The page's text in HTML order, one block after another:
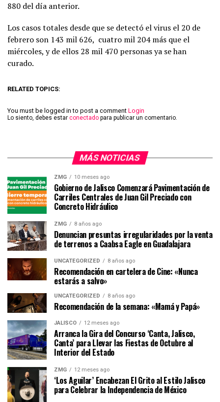
880 del día anterior.
Los casos totales desde que se detectó el virus el 20 de
febrero son 143 mil 626, cuatro mil 204 más que el
miércoles, y de ellos 28 mil 470 personas ya se han
curado.
RELATED TOPICS:
You must be logged in to post a comment Login
Lo siento, debes estar conectado para publicar un comentario.
MÁS NOTICIAS
ZMG 10 meses ago
Gobierno de Jalisco Comenzará Pavimentación de
Carriles Centrales de Juan Gil Preciado con
Concreto Hidráulico
ZMG 8 años ago
Denuncian presuntas irregularidades por la venta
de terrenos a Caabsa Eagle en Guadalajara
UNCATEGORIZED 8 años ago
Recomendación en cartelera de Cine: «Nunca
estarás a salvo»
UNCATEGORIZED 8 años ago
Recomendación de la semana: «Mamá y Papá»
JALISCO 12 meses ago
Arranca la Gira del Concurso ‘Canta, Jalisco,
Canta’ para Llevar las Fiestas de Octubre al
Interior del Estado
ZMG 12 meses ago
‘Los Aguilar’ Encabezan El Grito al Estilo Jalisco
para Celebrar la Independencia de México